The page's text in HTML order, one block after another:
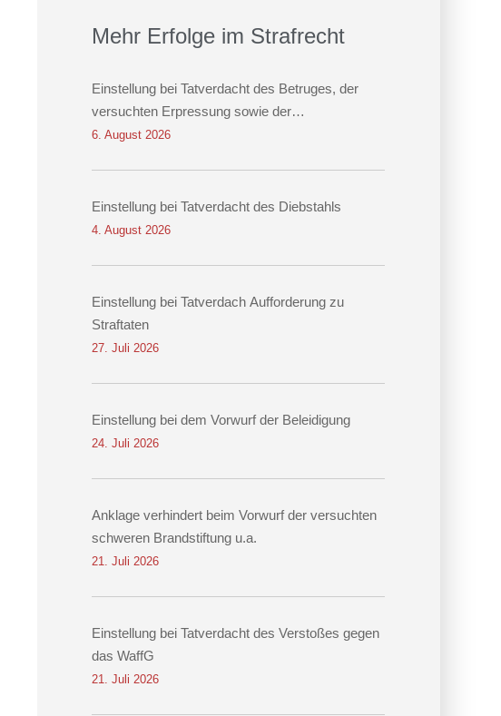
Mehr Erfolge im Strafrecht
Einstellung bei Tatverdacht des Betruges, der
versuchten Erpressung sowie der
Datenveränderung
6. August 2026
Einstellung bei Tatverdacht des Diebstahls
4. August 2026
Einstellung bei Tatverdach Aufforderung zu
Straftaten
27. Juli 2026
Einstellung bei dem Vorwurf der Beleidigung
24. Juli 2026
Anklage verhindert beim Vorwurf der versuchten
schweren Brandstiftung u.a.
21. Juli 2026
Einstellung bei Tatverdacht des Verstoßes gegen
das WaffG
21. Juli 2026